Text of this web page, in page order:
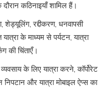
कठिनाइयाँ शामिल हैं।
शेड्यूलिंग, रद्दीकरण, धनवापसी
के माध्यम से पर्यटन, यात्रा
की चिंताएँ।
के लिए यात्रा करने, कॉर्पोरेट
और यात्रा मोबाइल ऐप्स का